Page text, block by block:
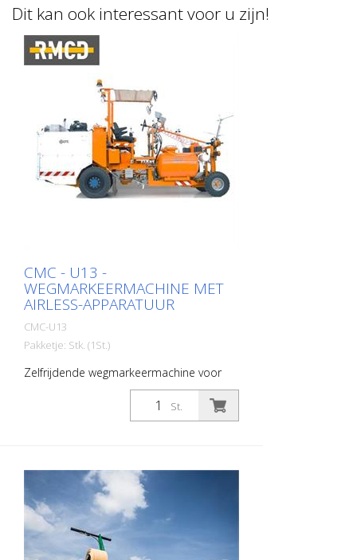
Dit kan ook interessant voor u zijn!
CMC - U13 -
WEGMARKEERMACHINE MET
AIRLESS-APPARATUUR
CMC-U13
Pakketje: Stk. (1St.)
Zelfrijdende wegmarkeermachine voor
werkzaamheden waarbij een zeer grote
verfcapaciteit, hoge markeerprestaties en
stabiliteit gegarandeerd moeten worden
tankinhoud is de U13 de juiste
wegmarkeringsmachine voor landelijke
wegen en snelwegen. Hij is ook geschikt
voor markeringswerk op luchthavens.
Dieselmotor - Vermogen 74 pk - Fase V -
Lichten, richtingaanwijzers en knipperlicht
St.